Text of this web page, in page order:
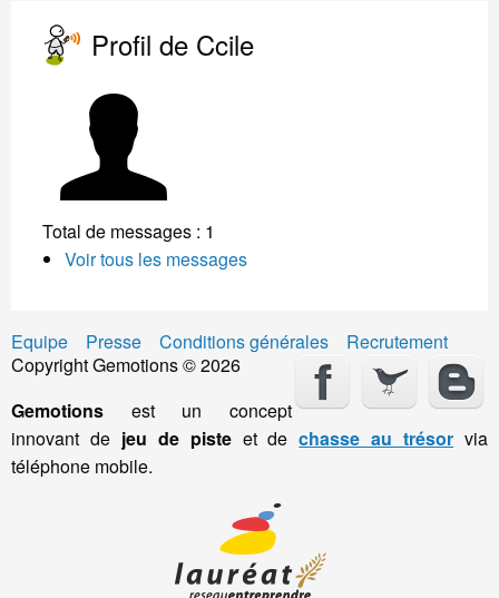
Profil de Ccile
Total de messages : 1
Voir tous les messages
Equipe Presse Conditions générales
Recrutement
Copyright Gemotions © 2026
Gemotions est un concept
innovant de jeu de pisteet dechasse au trésor via
téléphone mobile.